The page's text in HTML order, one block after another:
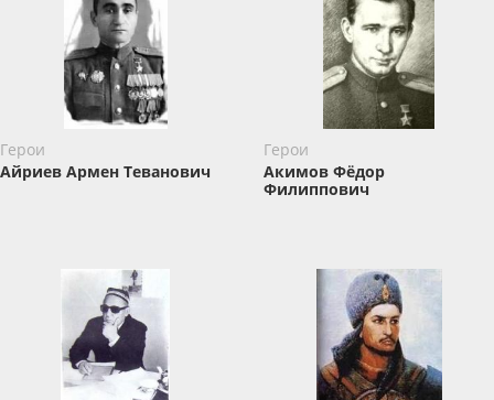
Герои
Айриев Армен Теванович
Герои
Акимов Фёдор
Филиппович